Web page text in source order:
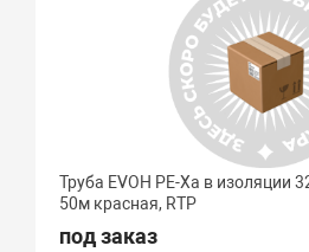
Труба EVOH PE-Xa в изоляции
50м красная, RTP
под заказ